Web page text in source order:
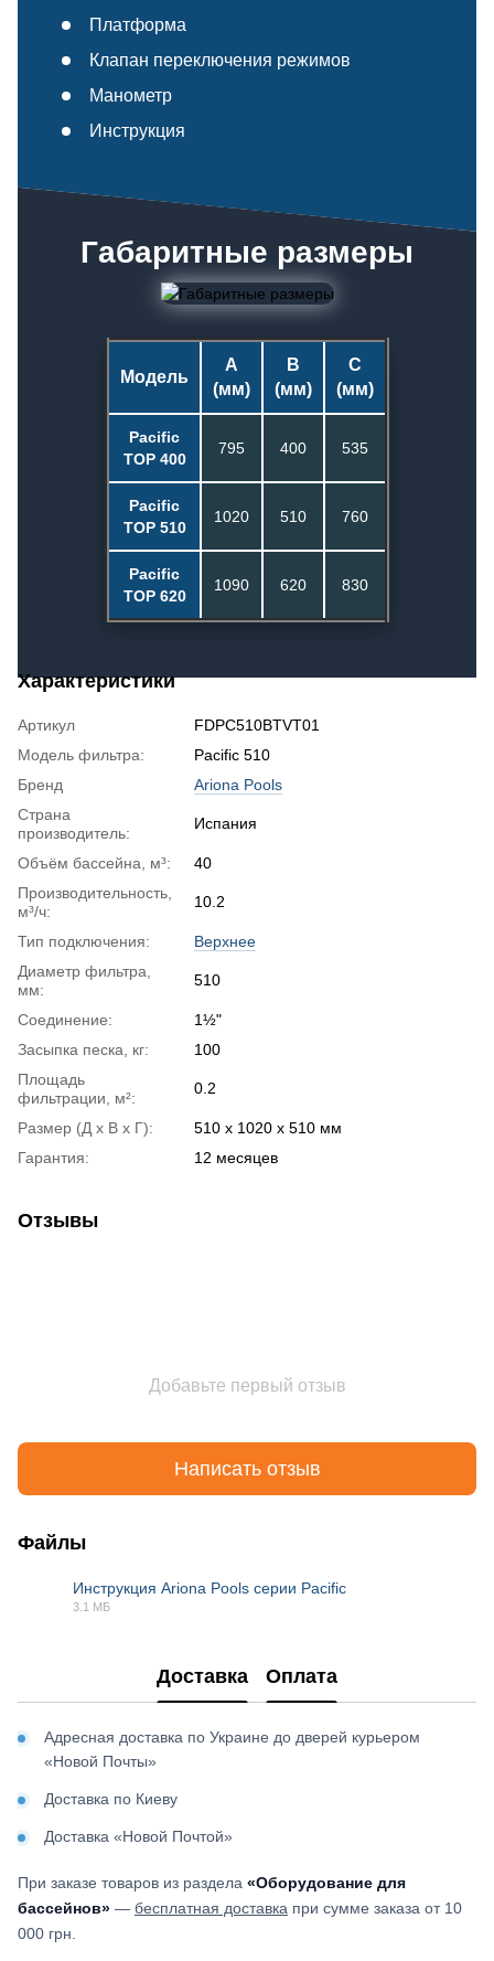
Платформа
Клапан переключения режимов
Манометр
Инструкция
Габаритные размеры
Модель
A
(мм)
B
(мм)
C
(мм)
Pacific
TOP 400
795 400 535
Pacific
TOP 510
1020 510 760
Pacific
TOP 620
1090 620 830
Характеристики
Артикул
FDPC510BTVT01
Модель фильтра:
Pacific 510
Бренд
Ariona Pools
Страна
производитель:
Испания
Объём бассейна, м³:
40
Производительность,
м³/ч:
10.2
Тип подключения:
Верхнее
Диаметр фильтра,
мм:
510
Соединение:
1½"
Засыпка песка, кг:
100
Площадь
фильтрации, м²:
0.2
Размер (Д х В х Г):
510 х 1020 х 510 мм
Гарантия:
12 месяцев
Отзывы
Добавьте первый отзыв
Написать отзыв
Файлы
Инструкция Ariona Pools серии Pacific
3.1 МБ
Доставка Оплата
Адресная доставка по Украине до дверей курьером
«Новой Почты»
Доставка по Киеву
Доставка «Новой Почтой»
При заказе товаров из раздела «Оборудование для
бассейнов» — бесплатная доставка при сумме заказа от 10
000 грн.